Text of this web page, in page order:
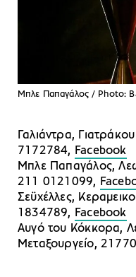
Μπλε Παπαγάλος / Photo:
Γαλιάντρα,
7172784, Facebook
Μπλε Παπαγάλος,
211 0121099,
Σεϋχέλλες,
1834789, Facebook
Αυγό του Κόκκορα,
Μεταξουργείο,